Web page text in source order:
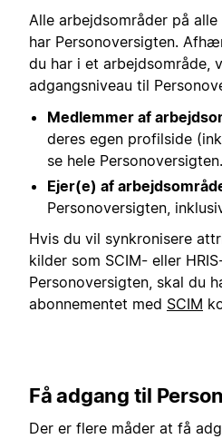
Alle arbejdsområder på
har Personoversigten.
du har i et arbejdsområde,
adgangsniveau til
Medlemmer af
deres egen profilside
se hele Personoversigten.
Ejer(e) af
Personoversigten,
Hvis du vil synkronisere
kilder som SCIM- eller
Personoversigten, skal du
abonnementet med SCIM
Få adgang til
Der er flere måder at få